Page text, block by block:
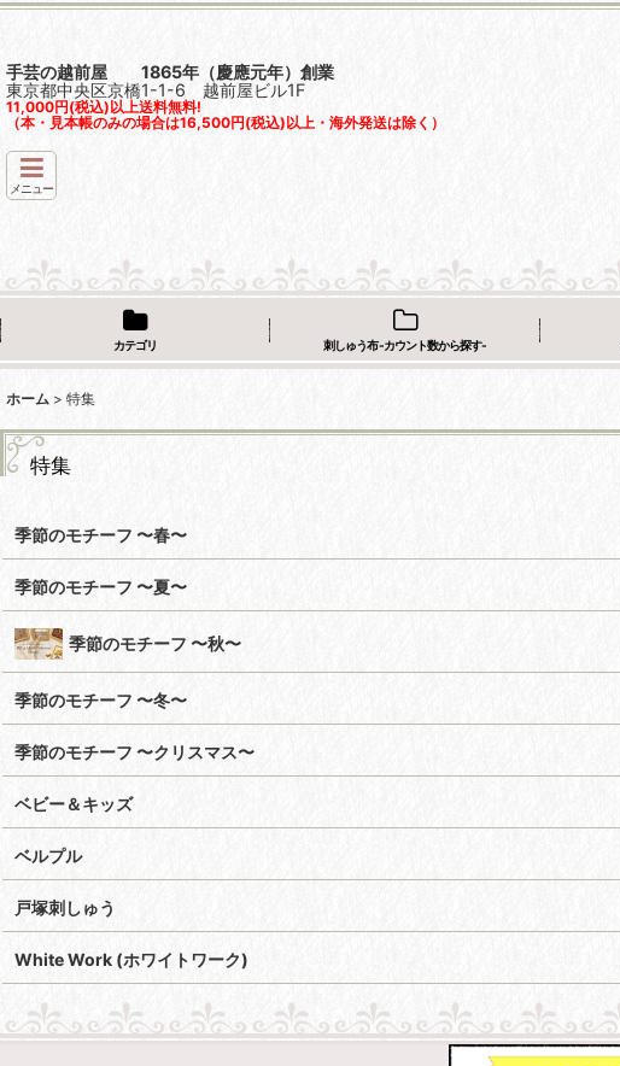
手芸の越前屋 1865年（慶應元年）創業
東京都中央区京橋1-1-6 越前屋ビル1F
11,000円(税込)以上送料無料!
（本・見本帳のみの場合は16,500円(税込)以上・海外発送は除く）
メニュー
カテゴリ 刺しゅう布 -カウント数から探す-
ホーム > 特集
特集
季節のモチーフ 〜春〜
季節のモチーフ 〜夏〜
季節のモチーフ 〜秋〜
季節のモチーフ 〜冬〜
季節のモチーフ 〜クリスマス〜
ベビー＆キッズ
ベルプル
戸塚刺しゅう
White Work (ホワイトワーク)